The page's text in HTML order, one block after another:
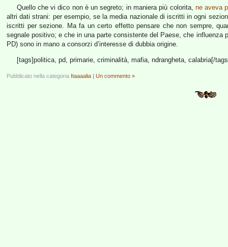
Quello che vi dico non è un segreto; in maniera più colorita, ne aveva
altri dati strani: per esempio, se la media nazionale di iscritti in ogni
iscritti per sezione. Ma fa un certo effetto pensare che non sempre,
segnale positivo; e che in una parte consistente del Paese, che
PD) sono in mano a consorzi d’interesse di dubbia origine.
[tags]politica, pd, primarie, criminalità, mafia, ndrangheta, calabria[/
Pubblicato nella categoria Itaaaalia | Un commento »